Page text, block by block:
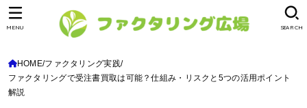
SEARCH
MENU
HOME ファクタリング実践
ファクタリングで受注書買取は可能？仕組み・リスクと5つの活用ポイント
解説